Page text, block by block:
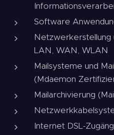
Software
Netzwerkerstellung
LAN, WAN, WLAN
Mailsysteme und
(Mdaemon
Mailarchivierung
Internet DSL-